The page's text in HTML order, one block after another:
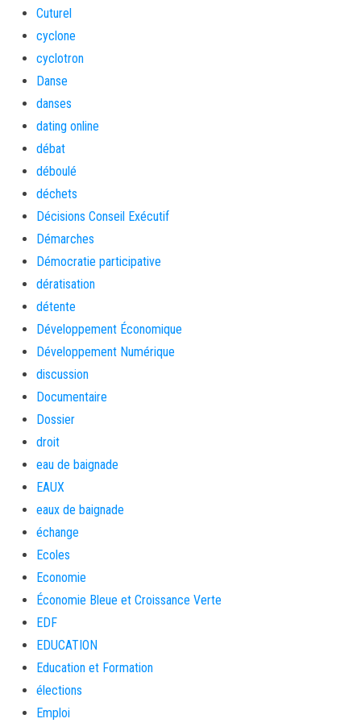
Cuturel
cyclone
cyclotron
Danse
danses
dating online
débat
déboulé
déchets
Décisions Conseil Exécutif
Démarches
Démocratie participative
dératisation
détente
Développement Économique
Développement Numérique
discussion
Documentaire
Dossier
droit
eau de baignade
EAUX
eaux de baignade
échange
Ecoles
Economie
Économie Bleue et Croissance Verte
EDF
EDUCATION
Education et Formation
élections
Emploi